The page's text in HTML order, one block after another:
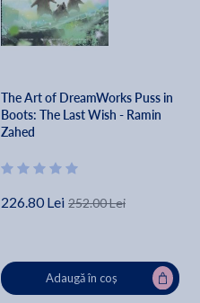
The Art of DreamWorks Puss in
Boots: The Last Wish - Ramin
Zahed
226.80 Lei 252.00 Lei
Adaugă în coș